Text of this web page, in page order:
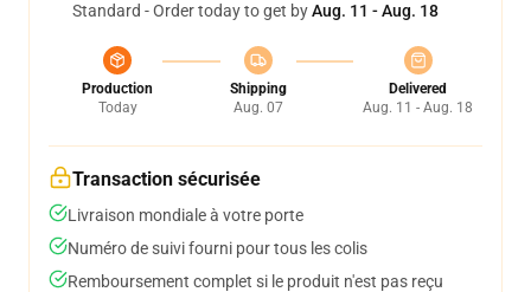
Standard - Order today to get byAug. 11 - Aug. 18
Production
Today
Shipping
Aug. 07
Delivered
Aug. 11 - Aug. 18
Transaction sécurisée
Livraison mondiale à votre porte
Numéro de suivi fourni pour tous les colis
Remboursement complet si le produit n'est pas reçu